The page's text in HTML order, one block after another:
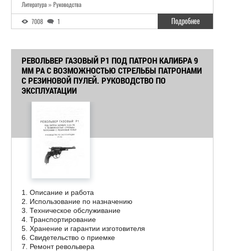
Литература » Руководства
7008 1 Подробнее
РЕВОЛЬВЕР ГАЗОВЫЙ Р1 ПОД ПАТРОН КАЛИБРА 9
ММ РА С ВОЗМОЖНОСТЬЮ СТРЕЛЬБЫ ПАТРОНАМИ
С РЕЗИНОВОЙ ПУЛЕЙ. РУКОВОДСТВО ПО
ЭКСПЛУАТАЦИИ
1. Описание и работа
2. Использование по назначению
3. Техническое обслуживание
4. Транспортирование
5. Хранение и гарантии изготовителя
6. Свидетельство о приемке
7. Ремонт револьвера